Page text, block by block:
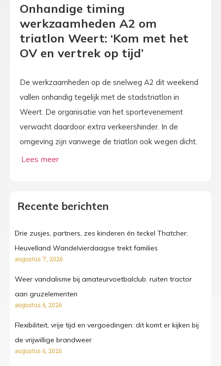
Onhandige timing
werkzaamheden A2 om
triatlon Weert: ‘Kom met het
OV en vertrek op tijd’
De werkzaamheden op de snelweg A2 dit weekend
vallen onhandig tegelijk met de stadstriatlon in
Weert. De organisatie van het sportevenement
verwacht daardoor extra verkeershinder. In de
omgeving zijn vanwege de triatlon ook wegen dicht.
Recente berichten
Drie zusjes, partners, zes kinderen én teckel Thatcher:
Heuvelland Wandelvierdaagse trekt families
augustus 7, 2026
Weer vandalisme bij amateurvoetbalclub: ruiten tractor
aan gruzelementen
augustus 6, 2026
Flexibiliteit, vrije tijd en vergoedingen: dit komt er kijken bij
de vrijwillige brandweer
augustus 6, 2026